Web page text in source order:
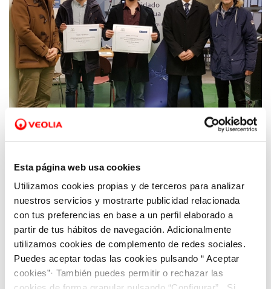
Esta página web usa cookies
Utilizamos cookies propias y de terceros para analizar
nuestros servicios y mostrarte publicidad relacionada
con tus preferencias en base a un perfil elaborado a
partir de tus hábitos de navegación. Adicionalmente
utilizamos cookies de complemento de redes sociales.
Puedes aceptar todas las cookies pulsando “ Aceptar
cookies”· También puedes permitir o rechazar las
12 FEB 2019
Asturagua entrega los premios al mejor
expediente académico de los Graduados en
Ingeniería Civil y los Ingenieros de Caminos,
Canales y Puertos